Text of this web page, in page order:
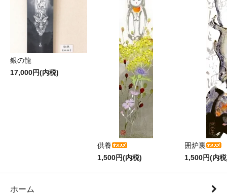
銀の龍
17,000円(内税)
供養
1,500円(内税)
囲炉裏
1,500円(内
ホーム